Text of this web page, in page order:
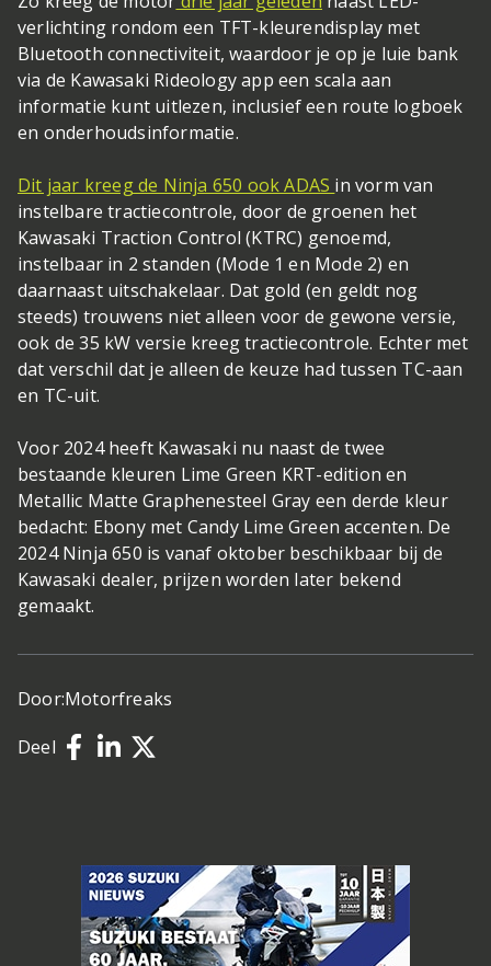
verlichting rondom een TFT-kleurendisplay met
Bluetooth connectiviteit, waardoor je op je luie bank
via de Kawasaki Rideology app een scala aan
informatie kunt uitlezen, inclusief een route logboek
en onderhoudsinformatie.
Dit jaar kreeg de Ninja 650 ook ADAS in vorm van
instelbare tractiecontrole, door de groenen het
Kawasaki Traction Control (KTRC) genoemd,
instelbaar in 2 standen (Mode 1 en Mode 2) en
daarnaast uitschakelaar. Dat gold (en geldt nog
steeds) trouwens niet alleen voor de gewone versie,
ook de 35 kW versie kreeg tractiecontrole. Echter met
dat verschil dat je alleen de keuze had tussen TC-aan
en TC-uit.
Voor 2024 heeft Kawasaki nu naast de twee
bestaande kleuren Lime Green KRT-edition en
Metallic Matte Graphenesteel Gray een derde kleur
bedacht: Ebony met Candy Lime Green accenten. De
2024 Ninja 650 is vanaf oktober beschikbaar bij de
Kawasaki dealer, prijzen worden later bekend
gemaakt.
Door:Motorfreaks
Deel